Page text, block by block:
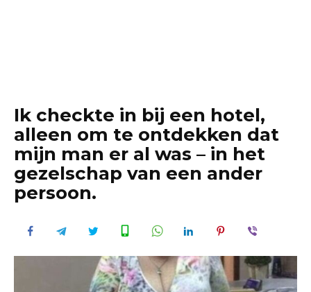
Ik checkte in bij een hotel,
alleen om te ontdekken dat
mijn man er al was – in het
gezelschap van een ander
persoon.